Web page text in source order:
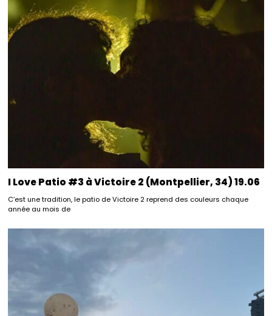
I Love Patio #3 à Victoire 2 (Montpellier, 34) 19.06
C’est une tradition, le patio de Victoire 2 reprend des couleurs chaque
année au mois de